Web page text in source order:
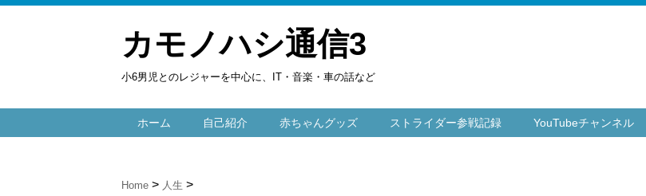
カモノハシ通信3
小6男児とのレジャーを中心に、IT・音楽・車の話など
ホーム 自己紹介 赤ちゃんグッズ ストライダー参戦記録 YouTubeチャンネル
Home 人生